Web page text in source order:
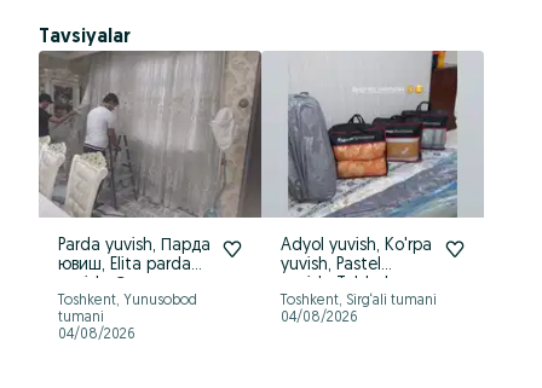
Tavsiyalar
Parda yuvish, Парда
ювиш, Elita parda
шторы, Ximchistka
Toshkent, Yunusobod
tumani
04/08/2026
Adyol yuvish, Ko'rpa
yuvish, Pastel
ko'rpa yuvish,
Toshkent, Sirg‘ali tumani
04/08/2026